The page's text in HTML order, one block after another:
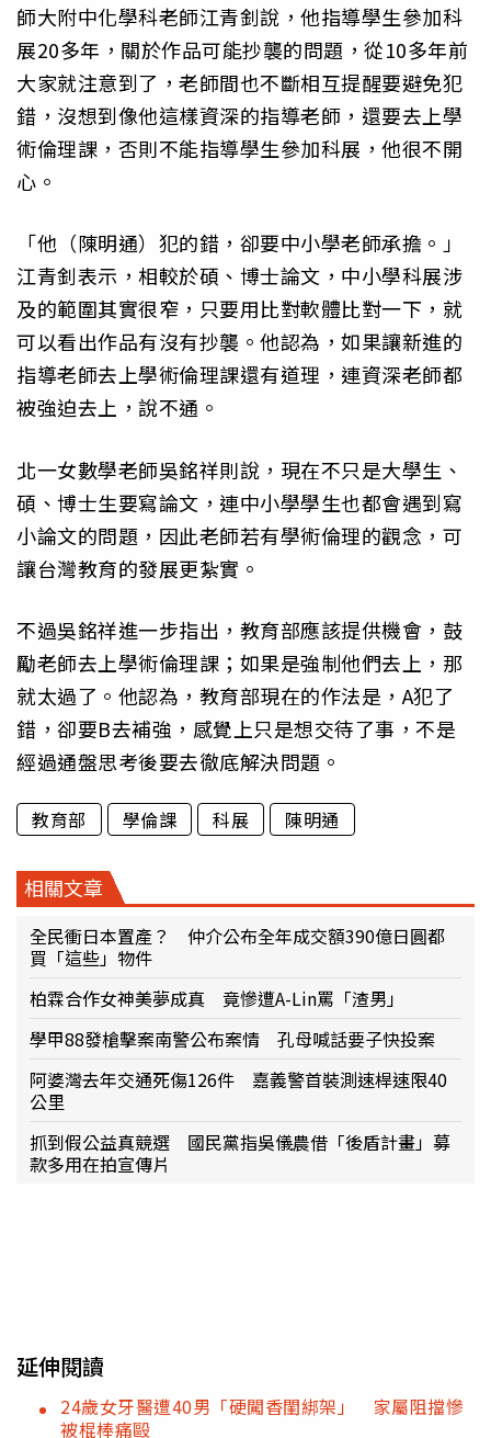
師大附中化學科老師江青釗說，他指導學生參加科
展20多年，關於作品可能抄襲的問題，從10多年前
大家就注意到了，老師間也不斷相互提醒要避免犯
錯，沒想到像他這樣資深的指導老師，還要去上學
術倫理課，否則不能指導學生參加科展，他很不開
心。
「他（陳明通）犯的錯，卻要中小學老師承擔。」
江青釗表示，相較於碩、博士論文，中小學科展涉
及的範圍其實很窄，只要用比對軟體比對一下，就
可以看出作品有沒有抄襲。他認為，如果讓新進的
指導老師去上學術倫理課還有道理，連資深老師都
被強迫去上，說不通。
北一女數學老師吳銘祥則說，現在不只是大學生、
碩、博士生要寫論文，連中小學學生也都會遇到寫
小論文的問題，因此老師若有學術倫理的觀念，可
讓台灣教育的發展更紮實。
不過吳銘祥進一步指出，教育部應該提供機會，鼓
勵老師去上學術倫理課；如果是強制他們去上，那
就太過了。他認為，教育部現在的作法是，A犯了
錯，卻要B去補強，感覺上只是想交待了事，不是
經過通盤思考後要去徹底解決問題。
教育部 學倫課 科展 陳明通
相關文章
全民衝日本置產？ 仲介公布全年成交額390億日圓都
買「這些」物件
柏霖合作女神美夢成真 竟慘遭A-Lin罵「渣男」
學甲88發槍擊案南警公布案情 孔母喊話要子快投案
阿婆灣去年交通死傷126件 嘉義警首裝測速桿速限40
公里
抓到假公益真競選 國民黨指吳儀農借「後盾計畫」募
款多用在拍宣傳片
延伸閱讀
24歲女牙醫遭40男「硬闖香閨綁架」 家屬阻擋慘
被棍棒痛毆